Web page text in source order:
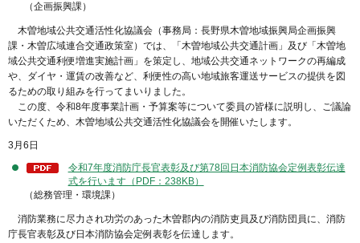
（企画振興課）
木曽地域公共交通活性化協議会（事務局：長野県木曽地域振興局企画振興
課・木曽広域連合交通政策室）では、「木曽地域公共交通計画」及び「木曽地
域公共交通利便増進実施計画」を策定し、地域公共交通ネットワークの再編成
や、ダイヤ・運賃の改善など、利便性の高い地域旅客運送サービスの提供を図
るための取り組みを行ってまいりました。
この度、令和8年度事業計画・予算案等について委員の皆様に説明し、ご議論
いただくため、木曽地域公共交通活性化協議会を開催いたします。
3月6日
令和7年度消防庁長官表彰及び第78回日本消防協会定例表彰伝達
式を行います（PDF：238KB）
（総務管理・環境課）
消防業務に尽力され功労のあった木曽郡内の消防吏員及び消防団員に、消防
庁長官表彰及び日本消防協会定例表彰を伝達します。